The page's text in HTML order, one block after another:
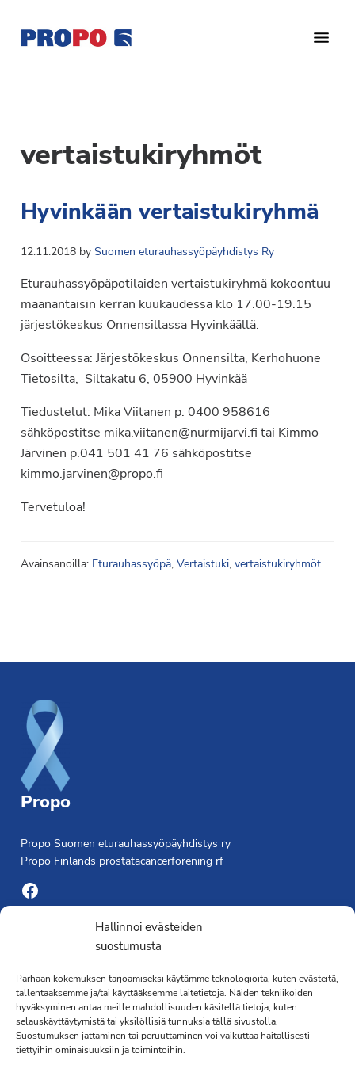
Hallinnoi evästeiden
suostumusta
Parhaan kokemuksen tarjoamiseksi käytämme teknologioita, kuten evästeitä,
tallentaaksemme ja/tai käyttääksemme laitetietoja. Näiden tekniikoiden
hyväksyminen antaa meille mahdollisuuden käsitellä tietoja, kuten
selauskäyttäytymistä tai yksilöllisiä tunnuksia tällä sivustolla.
Suostumuksen jättäminen tai peruuttaminen voi vaikuttaa haitallisesti
tiettyihin ominaisuuksiin ja toimintoihin.
pääsisältöön
alatunnisteeseen
Suomen
eturauhassyöpäyhdistys
Ry
potilasjärjestö,
joka
perustettu
vuonna
1997.
on
Suomen
Syöpäyhdistyksen
jäsenjärjestö.
vertaistukiryhmöt
Hyvinkään vertaistukiryhmä
12.11.2018by Suomen eturauhassyöpäyhdistys Ry
Eturauhassyöpäpotilaiden vertaistukiryhmä kokoontuu
maanantaisin kerran kuukaudessa klo 17.00-19.15
järjestökeskus Onnensillassa Hyvinkäällä.
Osoitteessa: Järjestökeskus Onnensilta, Kerhohuone
Tietosilta, Siltakatu 6, 05900 Hyvinkää
Tiedustelut: Mika Viitanen p. 0400 958616
sähköpostitse mika.viitanen@nurmijarvi.fi tai Kimmo
Järvinen p.041 501 41 76 sähköpostitse
kimmo.jarvinen@propo.fi
Tervetuloa!
Avainsanoilla: Eturauhassyöpä, Vertaistuki, vertaistukiryhmöt
Propo
Propo Suomen eturauhassyöpäyhdistys ry
Propo Finlands prostatacancerförening rf
Facebook
Yhdistyksen toimisto
Laivapojankatu 3 C, 00180 Helsinki
toimisto@propo.fi
Saavutettavuusseloste »
Toiminnanjohtaja